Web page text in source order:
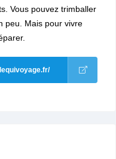
Vous pouvez trimballer
peu. Mais pour vivre